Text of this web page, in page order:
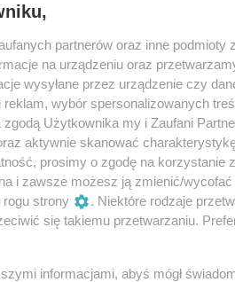
129 /
partnerów oraz inne
na urządzeniu oraz
wysyłane przez urządzenie czy
wybór spersonalizowanych
zgodą Użytkownika my i Zaufani
aktywnie skanować
prosimy o zgodę na korzystanie
i zawsze możesz ją zmienić/
strony
. Niektóre rodzaje
się takiemu przetwarzaniu.
informacjami, abyś mógł